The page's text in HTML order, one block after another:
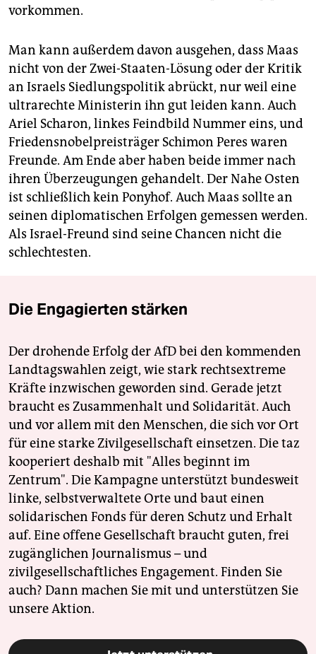
vorkommen.
Man kann außerdem davon ausgehen, dass Maas
nicht von der Zwei-Staaten-Lösung oder der Kritik
an Israels Siedlungspolitik abrückt, nur weil eine
ultrarechte Ministerin ihn gut leiden kann. Auch
Ariel Scharon, linkes Feindbild Nummer eins, und
Friedensnobelpreisträger Schimon Peres waren
Freunde. Am Ende aber haben beide immer nach
ihren Überzeugungen gehandelt. Der Nahe Osten
ist schließlich kein Ponyhof. Auch Maas sollte an
seinen diplomatischen Erfolgen gemessen werden.
Als Israel-Freund sind seine Chancen nicht die
schlechtesten.
Die Engagierten stärken
Der drohende Erfolg der AfD bei den kommenden
Landtagswahlen zeigt, wie stark rechtsextreme
Kräfte inzwischen geworden sind. Gerade jetzt
braucht es Zusammenhalt und Solidarität. Auch
und vor allem mit den Menschen, die sich vor Ort
für eine starke Zivilgesellschaft einsetzen. Die taz
kooperiert deshalb mit "Alles beginnt im
Zentrum". Die Kampagne unterstützt bundesweit
linke, selbstverwaltete Orte und baut einen
solidarischen Fonds für deren Schutz und Erhalt
auf. Eine offene Gesellschaft braucht guten, frei
zugänglichen Journalismus – und
zivilgesellschaftliches Engagement. Finden Sie
auch? Dann machen Sie mit und unterstützen Sie
unsere Aktion.